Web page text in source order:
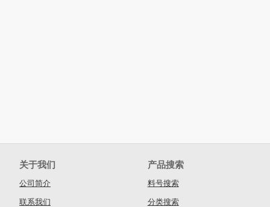
关于我们
公司简介
联系我们
产品搜索
料号搜索
分类搜索